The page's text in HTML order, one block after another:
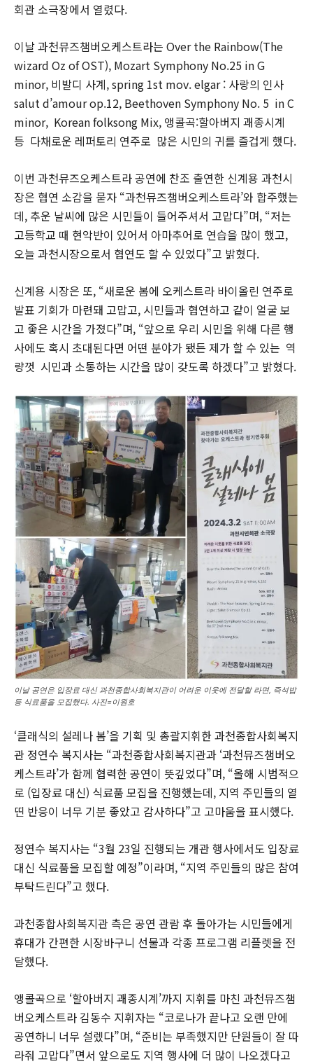
회관 소극장에서 열렸다.
이날 과천뮤즈챔버오케스트라는 Over the Rainbow(The
wizard Oz of OST), Mozart Symphony No.25 in G
minor, 비발디 사계, spring 1st mov. elgar : 사랑의 인사
salut d’amour op.12, Beethoven Symphony No. 5 in C
minor, Korean folksong Mix, 앵콜곡:할아버지 괘종시계
등 다채로운 레퍼토리 연주로 많은 시민의 귀를 즐겁게 했다.
이번 과천뮤즈오케스트라 공연에 찬조 출연한 신계용 과천시
장은 협연 소감을 묻자 “과천뮤즈챔버오케스트라’와 합주했는
데, 추운 날씨에 많은 시민들이 들어주셔서 고맙다”며, “저는
고등학교 때 현악반이 있어서 아마추어로 연습을 많이 했고,
오늘 과천시장으로서 협연도 할 수 있었다”고 밝혔다.
신계용 시장은 또, “새로운 봄에 오케스트라 바이올린 연주로
발표 기회가 마련돼 고맙고, 시민들과 협연하고 같이 얼굴 보
고 좋은 시간을 가졌다”며, “앞으로 우리 시민을 위해 다른 행
사에도 혹시 초대된다면 어떤 분야가 됐든 제가 할 수 있는 역
량껏 시민과 소통하는 시간을 많이 갖도록 하겠다”고 밝혔다.
이날 공연은 입장료 대신 과천종합사회복지관이 어려운 이웃에 전달할 라면, 즉석밥
등 식료품을 모집했다. 사진=이원호
‘클래식의 설레나 봄’을 기획 및 총괄지휘한 과천종합사회복지
관 정연수 복지사는 “과천종합사회복지관과 ‘과천뮤즈챔버오
케스트라’가 함께 협력한 공연이 뜻깊었다”며, “올해 시범적으
로 (입장료 대신) 식료품 모집을 진행했는데, 지역 주민들의 열
띤 반응이 너무 기분 좋았고 감사하다”고 고마움을 표시했다.
정연수 복지사는 “3월 23일 진행되는 개관 행사에서도 입장료
대신 식료품을 모집할 예정”이라며, “지역 주민들의 많은 참여
부탁드린다”고 했다.
과천종합사회복지관 측은 공연 관람 후 돌아가는 시민들에게
휴대가 간편한 시장바구니 선물과 각종 프로그램 리플렛을 전
달했다.
앵콜곡으로 ‘할아버지 괘종시계’까지 지휘를 마친 과천뮤즈챔
버오케스트라 김동수 지휘자는 “코로나가 끝나고 오랜 만에
공연하니 너무 설렜다”며, “준비는 부족했지만 단원들이 잘 따
라줘 고맙다”면서 앞으로도 지역 행사에 더 많이 나오겠다고